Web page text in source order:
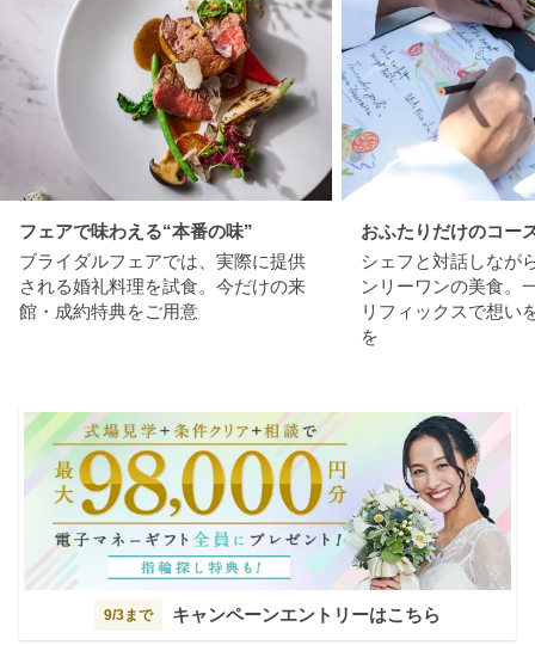
フェアで味わえる“本番の味”
ブライダルフェアでは、実際に提供
される婚礼料理を試食。今だけの来
館・成約特典をご用意
おふたりだけのコー
シェフと対話しなが
ンリーワンの美食。
リフィックスで想い
を
9/3まで キャンペーンエントリーはこちら